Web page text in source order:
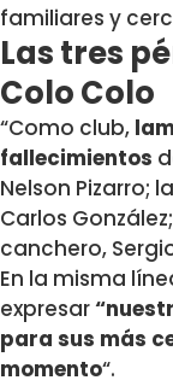
familiares y
Las tres
Colo Colo
“Como club,
fallecimientos
Nelson Pizarro;
Carlos
canchero,
En la misma
expresar
para sus más
momento“.